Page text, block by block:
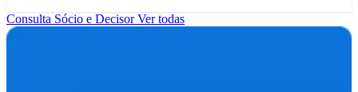
Consulta Sócio e DecisorVer todas